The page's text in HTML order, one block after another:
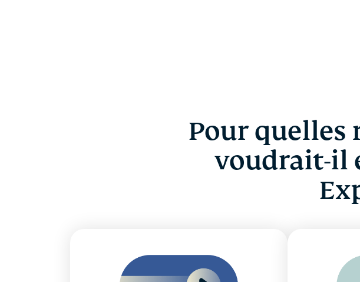
Pour quelles
voudrait-il